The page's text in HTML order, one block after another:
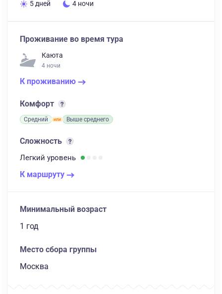
5 дней 4 ночи
Проживание во время тура
Каюта
4 ночи
К проживанию
Комфорт
Средний Выше среднего
Сложность
Легкий уровень
К маршруту
Минимальный возраст
1 год
Место сбора группы
Москва